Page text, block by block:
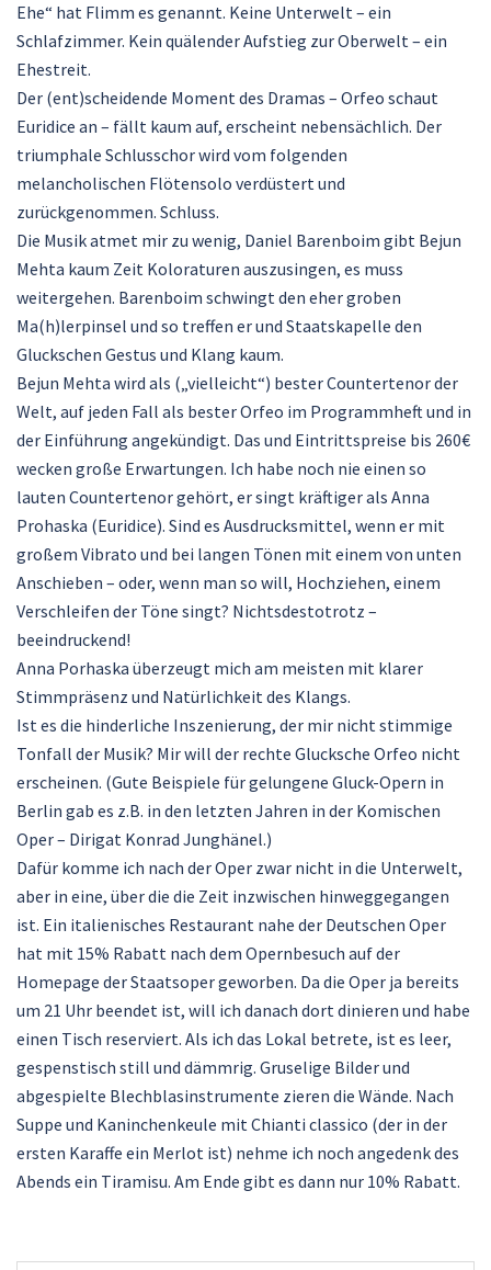
Ehe“ hat Flimm es genannt. Keine Unterwelt – ein
Schlafzimmer. Kein quälender Aufstieg zur Oberwelt – ein
Ehestreit.
Der (ent)scheidende Moment des Dramas – Orfeo schaut
Euridice an – fällt kaum auf, erscheint nebensächlich. Der
triumphale Schlusschor wird vom folgenden
melancholischen Flötensolo verdüstert und
zurückgenommen. Schluss.
Die Musik atmet mir zu wenig, Daniel Barenboim gibt Bejun
Mehta kaum Zeit Koloraturen auszusingen, es muss
weitergehen. Barenboim schwingt den eher groben
Ma(h)lerpinsel und so treffen er und Staatskapelle den
Gluckschen Gestus und Klang kaum.
Bejun Mehta wird als („vielleicht“) bester Countertenor der
Welt, auf jeden Fall als bester Orfeo im Programmheft und in
der Einführung angekündigt. Das und Eintrittspreise bis 260€
wecken große Erwartungen. Ich habe noch nie einen so
lauten Countertenor gehört, er singt kräftiger als Anna
Prohaska (Euridice). Sind es Ausdrucksmittel, wenn er mit
großem Vibrato und bei langen Tönen mit einem von unten
Anschieben – oder, wenn man so will, Hochziehen, einem
Verschleifen der Töne singt? Nichtsdestotrotz –
beeindruckend!
Anna Porhaska überzeugt mich am meisten mit klarer
Stimmpräsenz und Natürlichkeit des Klangs.
Ist es die hinderliche Inszenierung, der mir nicht stimmige
Tonfall der Musik? Mir will der rechte Glucksche Orfeo nicht
erscheinen. (Gute Beispiele für gelungene Gluck-Opern in
Berlin gab es z.B. in den letzten Jahren in der Komischen
Oper – Dirigat Konrad Junghänel.)
Dafür komme ich nach der Oper zwar nicht in die Unterwelt,
aber in eine, über die die Zeit inzwischen hinweggegangen
ist. Ein italienisches Restaurant nahe der Deutschen Oper
hat mit 15% Rabatt nach dem Opernbesuch auf der
Homepage der Staatsoper geworben. Da die Oper ja bereits
um 21 Uhr beendet ist, will ich danach dort dinieren und habe
einen Tisch reserviert. Als ich das Lokal betrete, ist es leer,
gespenstisch still und dämmrig. Gruselige Bilder und
abgespielte Blechblasinstrumente zieren die Wände. Nach
Suppe und Kaninchenkeule mit Chianti classico (der in der
ersten Karaffe ein Merlot ist) nehme ich noch angedenk des
Abends ein Tiramisu. Am Ende gibt es dann nur 10% Rabatt.